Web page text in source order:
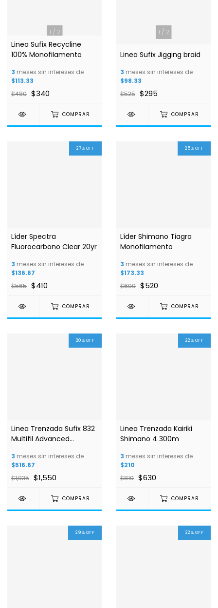
1 / 2
Linea Sufix Recycline
100% Monofilamento
3 meses sin intereses de
$113.33
$480 $340
COMPRAR
1 / 2
Linea Sufix Jigging braid
3 meses sin intereses de
$98.33
$525 $295
COMPRAR
27% OFF
Líder Spectra
Fluorocarbono Clear 20yr
3 meses sin intereses de
$136.67
$565 $410
COMPRAR
25% OFF
Líder Shimano Tiagra
Monofilamento
3 meses sin intereses de
$173.33
$690 $520
COMPRAR
20% OFF
Linea Trenzada Sufix 832
Multifil Advanced
3 meses sin intereses de
$516.67
$1,935 $1,550
COMPRAR
22% OFF
Linea Trenzada Kairiki
Shimano 4 300m
3 meses sin intereses de
$210
$810 $630
COMPRAR
29% OFF 22% OFF